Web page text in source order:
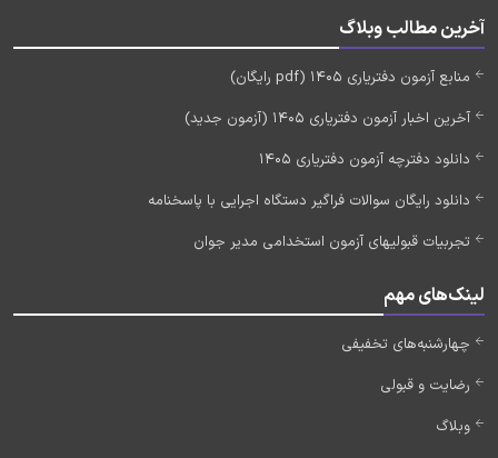
آخرین مطالب وبلاگ
منابع آزمون دفتریاری 1405 (pdf رایگان)
آخرین اخبار آزمون دفتریاری 1405 (آزمون جدید)
دانلود دفترچه آزمون دفتریاری 1405
دانلود رایگان سوالات فراگیر دستگاه اجرایی با پاسخنامه
تجربیات قبولیهای آزمون استخدامی مدیر جوان
لینک‌های مهم
چهارشنبه‌های تخفیفی
رضایت و قبولی
وبلاگ